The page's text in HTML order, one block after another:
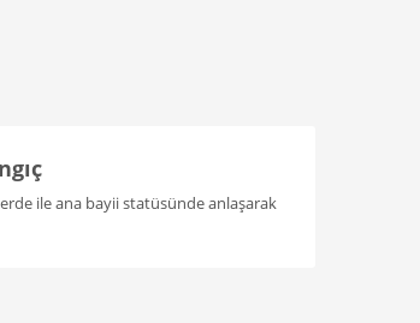
ile ana bayii statüsünde anlaşarak